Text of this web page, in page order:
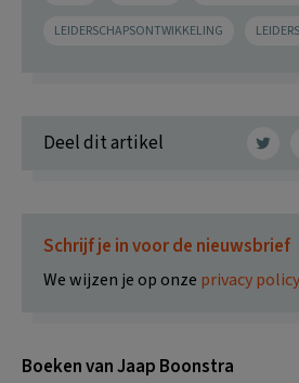
LEIDERSCHAPSONTWIKKELING
Deel dit artikel
Schrijf je in voor de nieuwsbrief
We wijzen je op onze privacy policy
Boeken van Jaap Boonstra